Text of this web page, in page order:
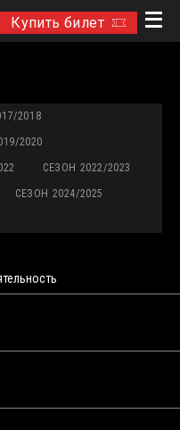
Купить билет
2018
2020
СЕЗОН 2022/2023
СЕЗОН 2024/2025